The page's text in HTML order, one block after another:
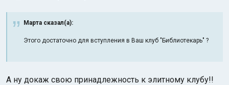
Марта сказал(а):
Этого достаточно для вступления в Ваш клуб "Библиотекарь" ?
А ну докаж свою принадлежность к элитному клубу!!